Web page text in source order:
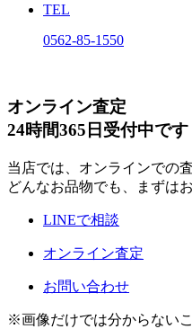
TEL
0562-85-1550
オンライン査定
24時間365日受付中です
当店では、オンラインでの
どんなお品物でも、まずは
LINEで相談
オンライン査定
お問い合わせ
※画像だけでは分からない